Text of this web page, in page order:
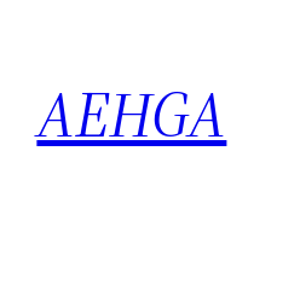
contenido
AEHGA